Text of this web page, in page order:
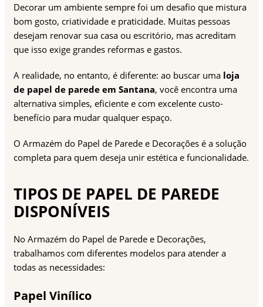
Decorar um ambiente sempre foi um desafio que mistura
bom gosto, criatividade e praticidade. Muitas pessoas
desejam renovar sua casa ou escritório, mas acreditam
que isso exige grandes reformas e gastos.
A realidade, no entanto, é diferente: ao buscar uma loja
de papel de parede em Santana, você encontra uma
alternativa simples, eficiente e com excelente custo-
benefício para mudar qualquer espaço.
O Armazém do Papel de Parede e Decorações é a solução
completa para quem deseja unir estética e funcionalidade.
TIPOS DE PAPEL DE PAREDE
DISPONÍVEIS
No Armazém do Papel de Parede e Decorações,
trabalhamos com diferentes modelos para atender a
todas as necessidades:
Papel Vinílico